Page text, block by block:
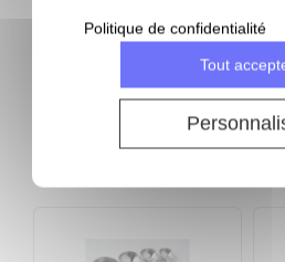
Tout
Politique de confidentialité
Ajouter au panier
Produits de la même